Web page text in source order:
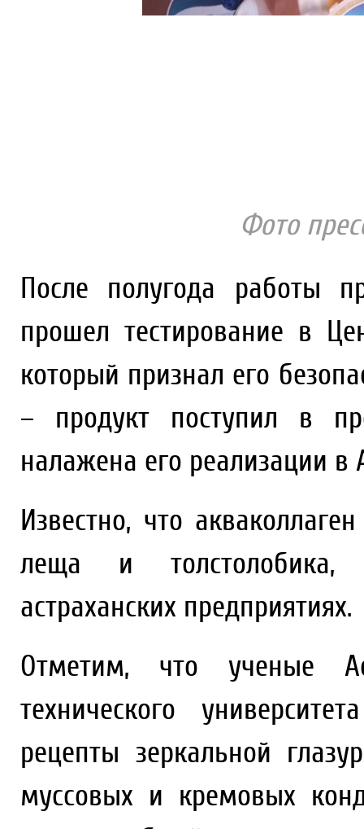
Фото
После полугода работы
прошел тестирование в
который признал его
– продукт поступил в
налажена его реализации в
Известно, что
леща и толстолобика,
астраханских предприятиях.
Отметим, что ученые
технического
рецепты зеркальной
муссовых и кремовых